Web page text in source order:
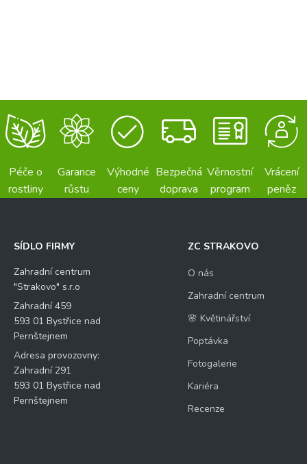
Péče o
rostliny
Garance
růstu
Výhodné
ceny
Bezpečná
doprava
Věrnostní
program
Vrácení
peněz
SÍDLO FIRMY
Zahradní centrum
"Strakovo" s.r.o
Zahradní 459
593 01 Bystřice nad
Pernštejnem
Adresa provozovny:
Zahradní 291
593 01 Bystřice nad
Pernštejnem
ZC STRAKOVO
O nás
Zahradní centrum
🌸 Květinářství
Poptávka
Fotogalerie
Kariéra
Recenze